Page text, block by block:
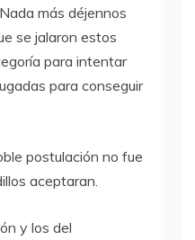
más déjennos
se jalaron estos
para intentar
para conseguir
postulación no fue
aceptaran.
y los del